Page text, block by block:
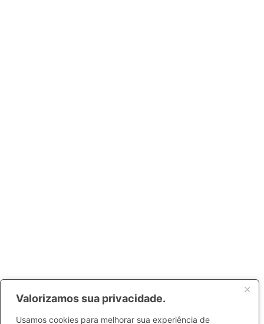
Valorizamos sua privacidade.
Usamos cookies para melhorar sua experiência de